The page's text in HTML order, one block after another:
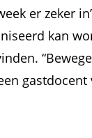
er zeker
kan